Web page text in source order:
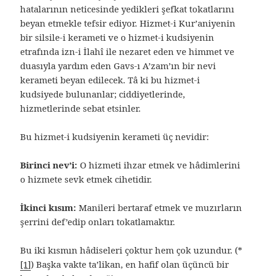
hatalarının neticesinde yedikleri şefkat tokatlarını
beyan etmekle tefsir ediyor. Hizmet-i Kur’aniyenin
bir silsile-i kerameti ve o hizmet-i kudsiyenin
etrafında izn-i İlahî ile nezaret eden ve himmet ve
duasıyla yardım eden Gavs-ı A’zam’ın bir nevi
kerameti beyan edilecek. Tâ ki bu hizmet-i
kudsiyede bulunanlar; ciddiyetlerinde,
hizmetlerinde sebat etsinler.
Bu hizmet-i kudsiyenin kerameti üç nevidir:
Birinci nev’i: O hizmeti ihzar etmek ve hâdimlerini
o hizmete sevk etmek cihetidir.
İkinci kısım: Manileri bertaraf etmek ve muzırların
şerrini def’edip onları tokatlamaktır.
Bu iki kısmın hâdiseleri çoktur hem çok uzundur. (*
[1]) Başka vakte ta’likan, en hafif olan üçüncü bir